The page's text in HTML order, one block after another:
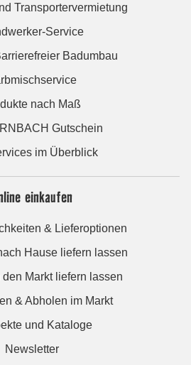
Transportervermietung
Service
Badumbau
nach Maß
Gutschein
im Überblick
einkaufen
& Lieferoptionen
Hause liefern lassen
den Markt liefern lassen
& Abholen im Markt
und Kataloge
Newsletter